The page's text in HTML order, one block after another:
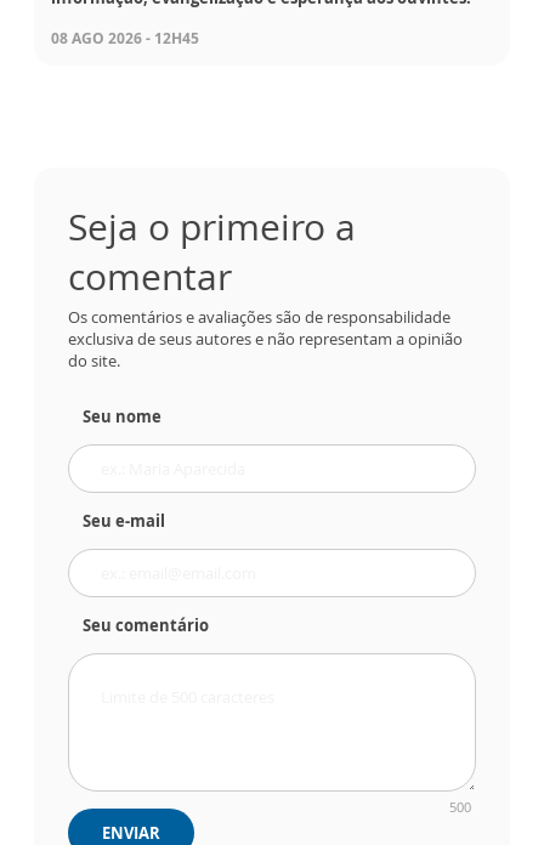
08 AGO 2026 - 12H45
Seja o primeiro a
comentar
Os comentários e avaliações são de responsabilidade
exclusiva de seus autores e não representam a opinião
do site.
Seu nome
Seu e-mail
Seu comentário
500
ENVIAR